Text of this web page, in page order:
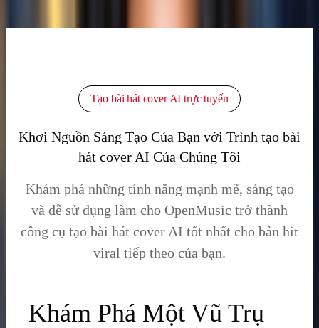
Tạo bài hát cover AI trực tuyến
Khơi Nguồn Sáng Tạo Của Bạn với Trình tạo bài
hát cover AI Của Chúng Tôi
Khám phá những tính năng mạnh mẽ, sáng tạo
và dễ sử dụng làm cho OpenMusic trở thành
công cụ tạo bài hát cover AI tốt nhất cho bản hit
viral tiếp theo của bạn.
Khám Phá Một Vũ Trụ